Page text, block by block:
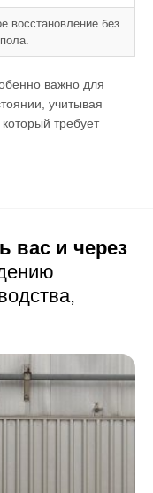
восстановление без
важно для
учитывая
требует
вас и через